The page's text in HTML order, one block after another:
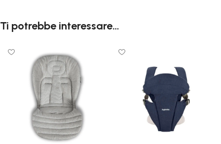
Ti potrebbe interessare…